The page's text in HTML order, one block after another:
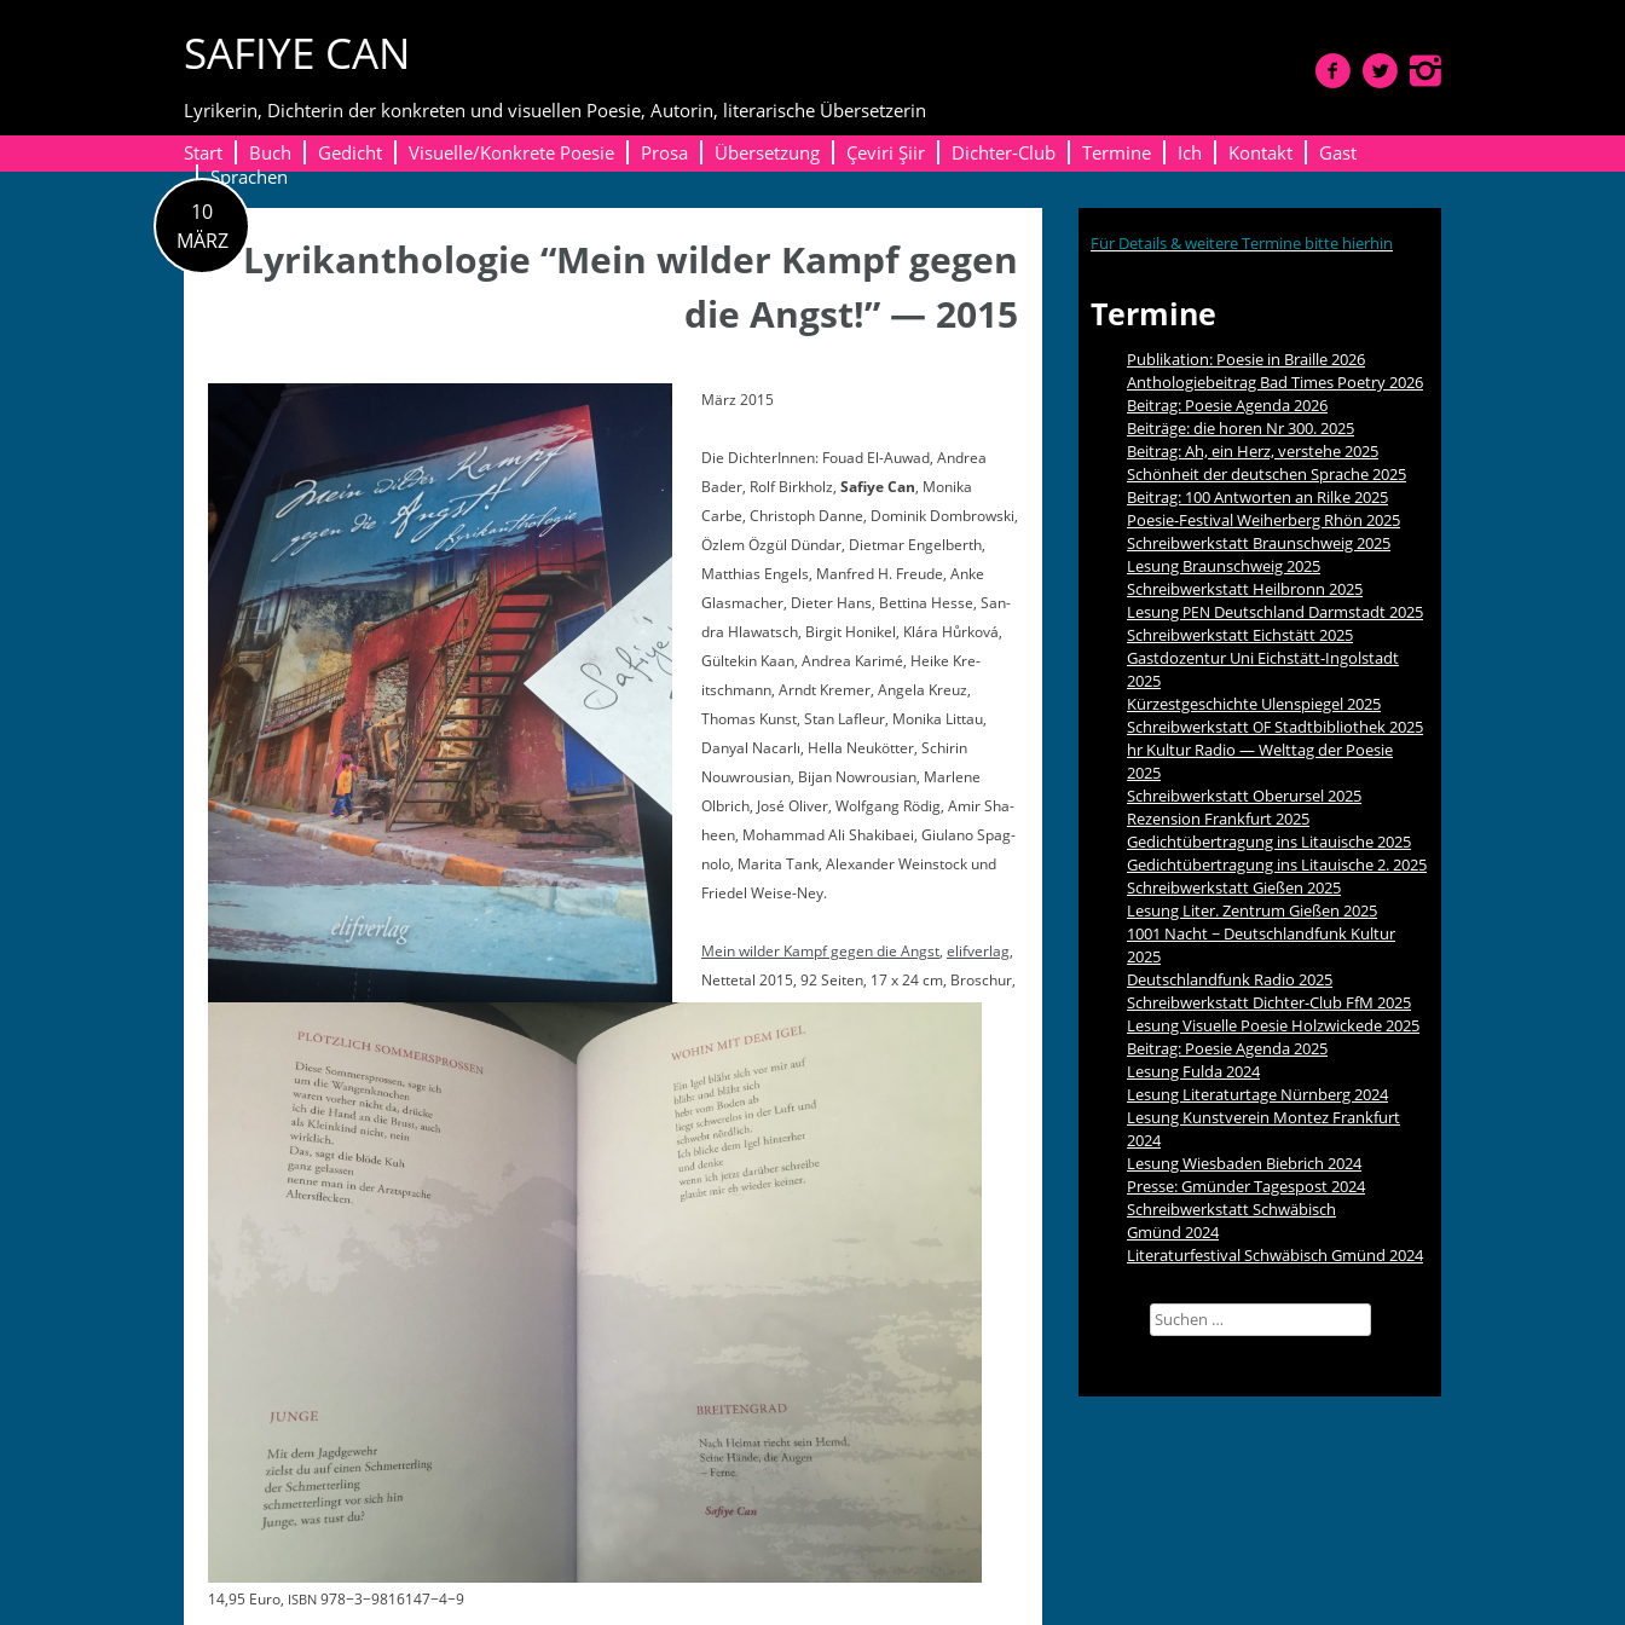
SAFIYE CAN
Lyrikerin, Dichterin der konkreten und visuellen Poesie, Autorin, literarische Übersetzerin
Start
Buch Gedicht Visuelle/Konkrete Poesie Prosa Übersetzung Çeviri Şiir Dichter-Club Termine Ich Kontakt
Gast
Sprachen
10
MÄRZ Lyrikanthologie “Mein wilder Kampf gegen
die Angst!” — 2015
März 2015
Die Dich­terIn­nen: Fouad El-Auwad, Andrea
Bad­er, Rolf Birk­holz, Safiye Can, Moni­ka
Carbe, Christoph Danne, Dominik Dom­brows­ki,
Özlem Özgül Dün­dar, Diet­mar Engel­berth,
Matthias Engels, Man­fred H. Freude, Anke
Glas­mach­er, Dieter Hans, Bet­ti­na Hesse, San­
dra Hlawatsch, Bir­git Honikel, Klára Hůrková,
Gül­tekin Kaan, Andrea Karimé, Heike Kre­
itschmann, Arndt Kre­mer, Angela Kreuz,
Thomas Kun­st, Stan Lafleur, Moni­ka Lit­tau,
Danyal Nacar­lı, Hel­la Neuköt­ter, Schirin
Nouwrou­sian, Bijan Nowrou­sian, Mar­lene
Olbrich, José Oliv­er, Wolf­gang Rödig, Amir Sha­
heen, Moham­mad Ali Shak­ibaei, Giu­lano Spag­
no­lo, Mari­ta Tank, Alexan­der Wein­stock und
Friedel Weise-Ney.
Mein wilder Kampf gegen die Angst, elifver­lag,
Net­te­tal 2015, 92 Seit­en, 17 x 24 cm, Broschur,
14,95 Euro, ISBN 978−3−9816147−4−9
Für Details & weitere Termine bitte hierhin
Termine
Publikation: Poesie in Braille 2026
Anthologiebeitrag Bad Times Poetry 2026
Beitrag: Poesie Agenda 2026
Beiträge: die horen Nr 300. 2025
Beitrag: Ah, ein Herz, verstehe 2025
Schönheit der deutschen Sprache 2025
Beitrag: 100 Antworten an Rilke 2025
Poesie-Festival Weiherberg Rhön 2025
Schreibwerkstatt Braunschweig 2025
Lesung Braunschweig 2025
Schreibwerkstatt Heilbronn 2025
Lesung PEN Deutschland Darmstadt 2025
Schreibwerkstatt Eichstätt 2025
Gastdozentur Uni Eichstätt-Ingolstadt
2025
Kürzestgeschichte Ulenspiegel 2025
SchreibwerkstattOFStadtbibliothek 2025
hr Kultur Radio — Welttag der Poesie
2025
Schreibwerkstatt Oberursel 2025
Rezension Frankfurt 2025
Gedichtübertragung ins Litauische 2025
Gedichtübertragung ins Litauische 2. 2025
Schreibwerkstatt Gießen 2025
Lesung Liter. Zentrum Gießen 2025
1001 Nacht ~ Deutschlandfunk Kultur
2025
Deutschlandfunk Radio 2025
Schreibwerkstatt Dichter-Club FfM 2025
Lesung Visuelle Poesie Holzwickede 2025
Beitrag: Poesie Agenda 2025
Lesung Fulda 2024
Lesung Literaturtage Nürnberg 2024
Lesung Kunstverein Montez Frankfurt
2024
Lesung Wiesbaden Biebrich 2024
Presse: Gmünder Tagespost 2024
Schreibwerkstatt Schwäbisch
Gmünd 2024
Literaturfestival Schwäbisch Gmünd 2024
Suchen
nach: